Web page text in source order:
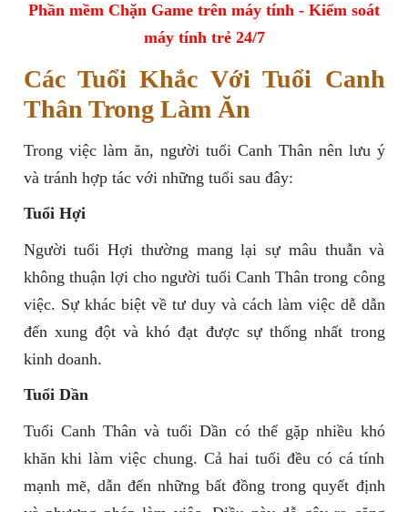
Phần mềm Chặn Game trên máy tính - Kiểm soát
máy tính trẻ 24/7
Các Tuổi Khắc Với Tuổi Canh
Thân Trong Làm Ăn
Trong việc làm ăn, người tuổi Canh Thân nên lưu ý
và tránh hợp tác với những tuổi sau đây:
Tuổi Hợi
Người tuổi Hợi thường mang lại sự mâu thuẫn và
không thuận lợi cho người tuổi Canh Thân trong công
việc. Sự khác biệt về tư duy và cách làm việc dễ dẫn
đến xung đột và khó đạt được sự thống nhất trong
kinh doanh.
Tuổi Dần
Tuổi Canh Thân và tuổi Dần có thể gặp nhiều khó
khăn khi làm việc chung. Cả hai tuổi đều có cá tính
mạnh mẽ, dẫn đến những bất đồng trong quyết định